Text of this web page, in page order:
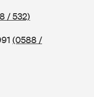
/ 532)
(0588 /